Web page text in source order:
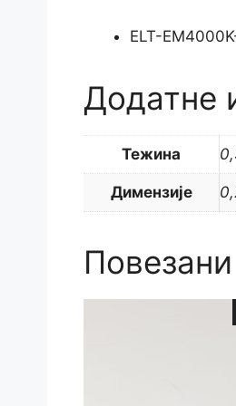
ELT-
Додатне
Тежина
Димензије